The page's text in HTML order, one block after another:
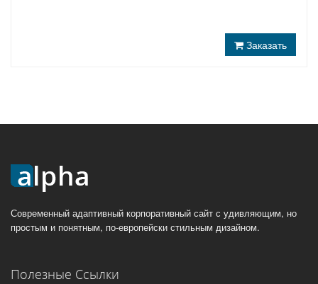
Заказать
Современный адаптивный корпоративный сайт с удивляющим, но
простым и понятным, по-европейски стильным дизайном.
Полезные Ссылки